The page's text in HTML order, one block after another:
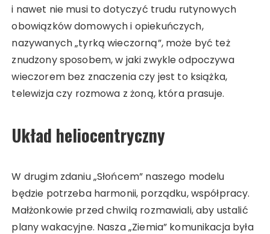
i nawet nie musi to dotyczyć trudu rutynowych
obowiązków domowych i opiekuńczych,
nazywanych „tyrką wieczorną”, może być też
znudzony sposobem, w jaki zwykle odpoczywa
wieczorem bez znaczenia czy jest to książka,
telewizja czy rozmowa z żoną, która prasuje.
Układ heliocentryczny
W drugim zdaniu „Słońcem” naszego modelu
będzie potrzeba harmonii, porządku, współpracy.
Małżonkowie przed chwilą rozmawiali, aby ustalić
plany wakacyjne. Nasza „Ziemia” komunikacja była